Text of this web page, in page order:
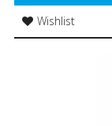
Wishlist